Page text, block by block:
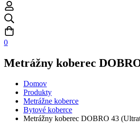
0
Metrážny koberec
Domov
Produkty
Metrážne koberce
Bytové koberce
Metrážny koberec DOBRO 43